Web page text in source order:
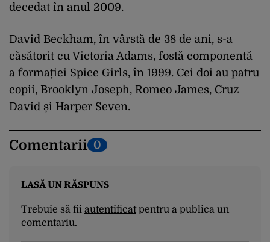
decedat în anul 2009.
David Beckham, în vârstă de 38 de ani, s-a
căsătorit cu Victoria Adams, fostă componentă
a formației Spice Girls, în 1999. Cei doi au patru
copii, Brooklyn Joseph, Romeo James, Cruz
David și Harper Seven.
Comentarii 0
LASĂ UN RĂSPUNS
Trebuie să fii autentificatpentru a publica un
comentariu.